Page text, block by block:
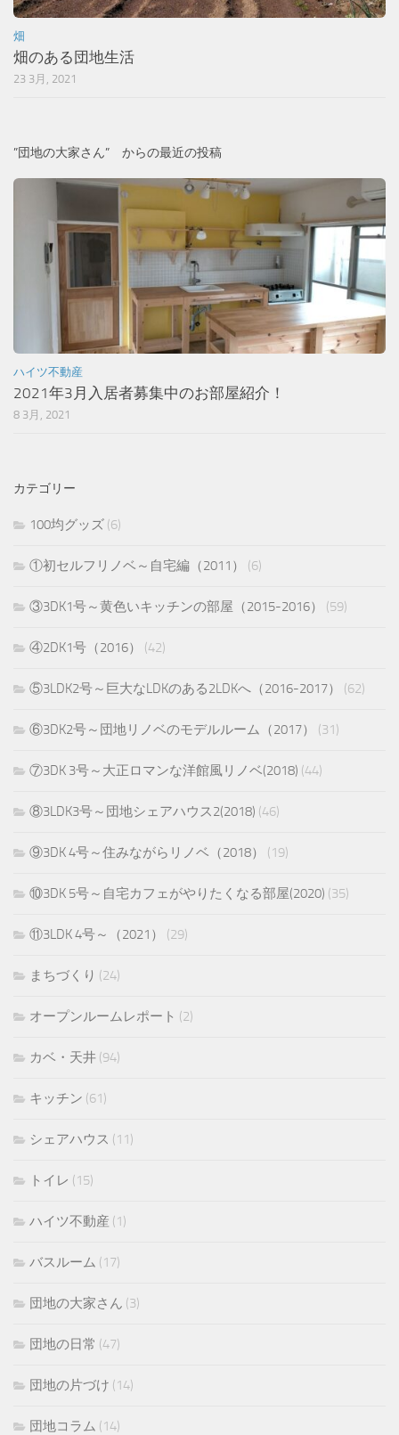
畑
畑のある団地生活
23 3月, 2021
”団地の大家さん” からの最近の投稿
ハイツ不動産
2021年3月入居者募集中のお部屋紹介！
8 3月, 2021
カテゴリー
100均グッズ (6)
①初セルフリノベ～自宅編（2011） (6)
③3DK1号～黄色いキッチンの部屋（2015-2016） (59)
④2DK1号（2016） (42)
⑤3LDK2号～巨大なLDKのある2LDKへ（2016-2017） (62)
⑥3DK2号～団地リノベのモデルルーム（2017） (31)
⑦3DK 3号～大正ロマンな洋館風リノベ(2018) (44)
⑧3LDK3号～団地シェアハウス2(2018) (46)
⑨3DK 4号～住みながらリノベ（2018） (19)
⑩3DK 5号～自宅カフェがやりたくなる部屋(2020) (35)
⑪3LDK 4号～（2021） (29)
まちづくり (24)
オープンルームレポート (2)
カベ・天井 (94)
キッチン (61)
シェアハウス (11)
トイレ (15)
ハイツ不動産 (1)
バスルーム (17)
団地の大家さん (3)
団地の日常 (47)
団地の片づけ (14)
団地コラム (14)